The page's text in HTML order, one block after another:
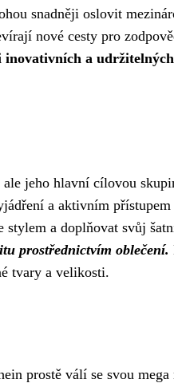
snadněji oslovit
nové cesty pro
a
jeho hlavní cílovou
a aktivním
a doplňovat svůj
prostřednictvím oblečení.
tvary a velikosti.
prostě válí se svou